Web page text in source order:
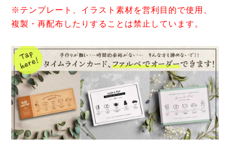
※テンプレート、イラスト素材を営利目的で使用、
複製・再配布したりすることは禁止しています。